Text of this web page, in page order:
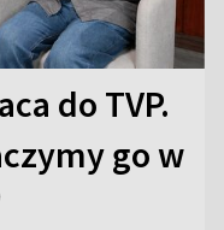
do TVP.
go w